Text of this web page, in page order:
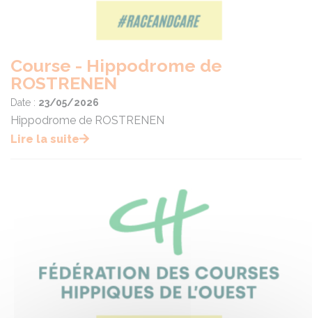
Course - Hippodrome de
ROSTRENEN
Date : 23/05/2026
Hippodrome de ROSTRENEN
Lire la suite